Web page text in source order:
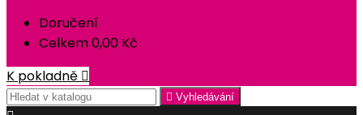
Doručení
Celkem0,00 Kč
K pokladně 
 Vyhledávání